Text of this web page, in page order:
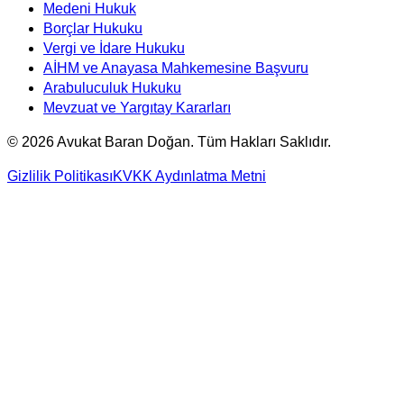
Medeni Hukuk
Borçlar Hukuku
Vergi ve İdare Hukuku
AİHM ve Anayasa Mahkemesine Başvuru
Arabuluculuk Hukuku
Mevzuat ve Yargıtay Kararları
© 2026Avukat Baran Doğan. Tüm Hakları Saklıdır.
Gizlilik PolitikasıKVKK Aydınlatma Metni